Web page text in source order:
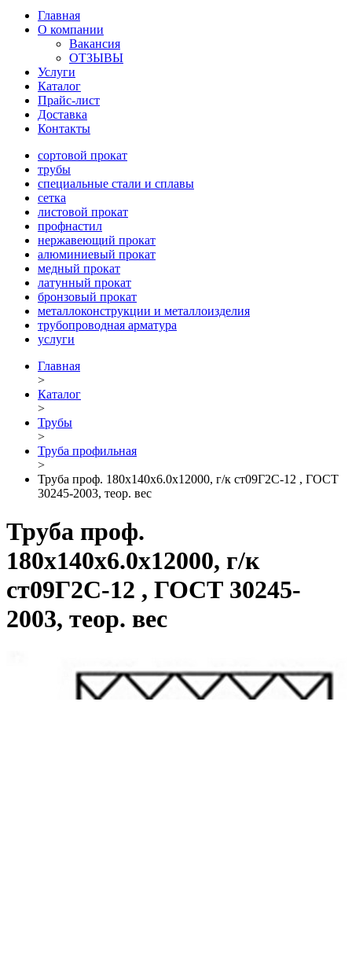
Главная
О компании
Вакансия
ОТЗЫВЫ
Услуги
Каталог
Прайс-лист
Доставка
Контакты
сортовой прокат
трубы
специальные стали и сплавы
сетка
листовой прокат
профнастил
нержавеющий прокат
алюминиевый прокат
медный прокат
латунный прокат
бронзовый прокат
металлоконструкции и металлоизделия
трубопроводная арматура
услуги
Главная
>
Каталог
>
Трубы
>
Труба профильная
>
Труба проф. 180х140х6.0х12000, г/к ст09Г2С-12 , ГОСТ
30245-2003, теор. вес
Труба проф.
180х140х6.0х12000, г/к
ст09Г2С-12 , ГОСТ 30245-
2003, теор. вес